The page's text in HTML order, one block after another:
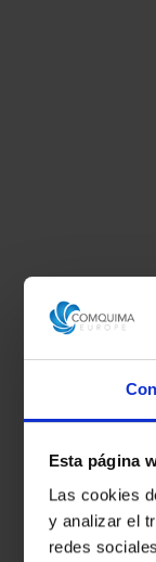
Esta página
Las cookies
y analizar el
redes